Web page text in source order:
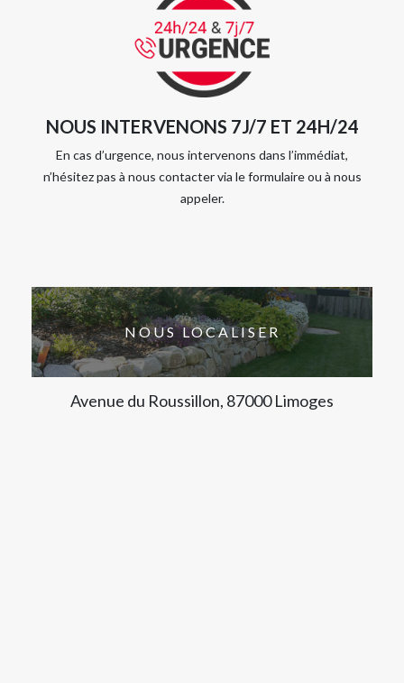
NOUS INTERVENONS 7J/7 ET 24H/24
En cas d’urgence, nous intervenons dans l’immédiat,
n’hésitez pas à nous contacter via le formulaire ou à nous
appeler.
NOUS LOCALISER
Avenue du Roussillon, 87000 Limoges